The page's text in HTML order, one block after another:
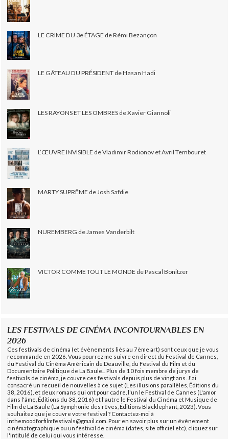
LE CRIME DU 3e ÉTAGE de Rémi Bezançon
LE GÂTEAU DU PRÉSIDENT de Hasan Hadi
LES RAYONS ET LES OMBRES de Xavier Giannoli
L’ŒUVRE INVISIBLE de Vladimir Rodionov et Avril Tembouret
MARTY SUPRÊME de Josh Safdie
NUREMBERG de James Vanderbilt
VICTOR COMME TOUT LE MONDE de Pascal Bonitzer
LES FESTIVALS DE CINÉMA INCONTOURNABLES EN
2026
Ces festivals de cinéma (et évènements liés au 7ème art) sont ceux que je vous
recommande en 2026. Vous pourrez me suivre en direct du Festival de Cannes,
du Festival du Cinéma Américain de Deauville, du Festival du Film et du
Documentaire Politique de La Baule... Plus de 10 fois membre de jurys de
festivals de cinéma, je couvre ces festivals depuis plus de vingt ans. J'ai
consacré un recueil de nouvelles à ce sujet (Les illusions parallèles, Éditions du
38, 2016), et deux romans qui ont pour cadre, l'un le Festival de Cannes (L'amor
dans l'âme, Éditions du 38, 2016) et l'autre le Festival du Cinéma et Musique de
Film de La Baule (La Symphonie des rêves, Éditions Blacklephant, 2023). Vous
souhaitez que je couvre votre festival ? Contactez-moi à
inthemoodforfilmfestivals@gmail.com. Pour en savoir plus sur un évènement
cinématographique ou un festival de cinéma (dates, site officiel etc), cliquez sur
l'intitulé de celui qui vous intéresse.